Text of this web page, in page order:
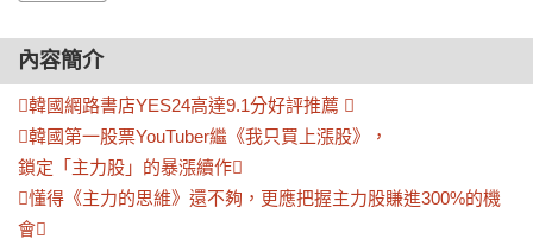
內容簡介
韓國網路書店YES24高達9.1分好評推薦 
韓國第一股票YouTuber繼《我只買上漲股》，
鎖定「主力股」的暴漲續作
懂得《主力的思維》還不夠，更應把握主力股賺進300%的機
會